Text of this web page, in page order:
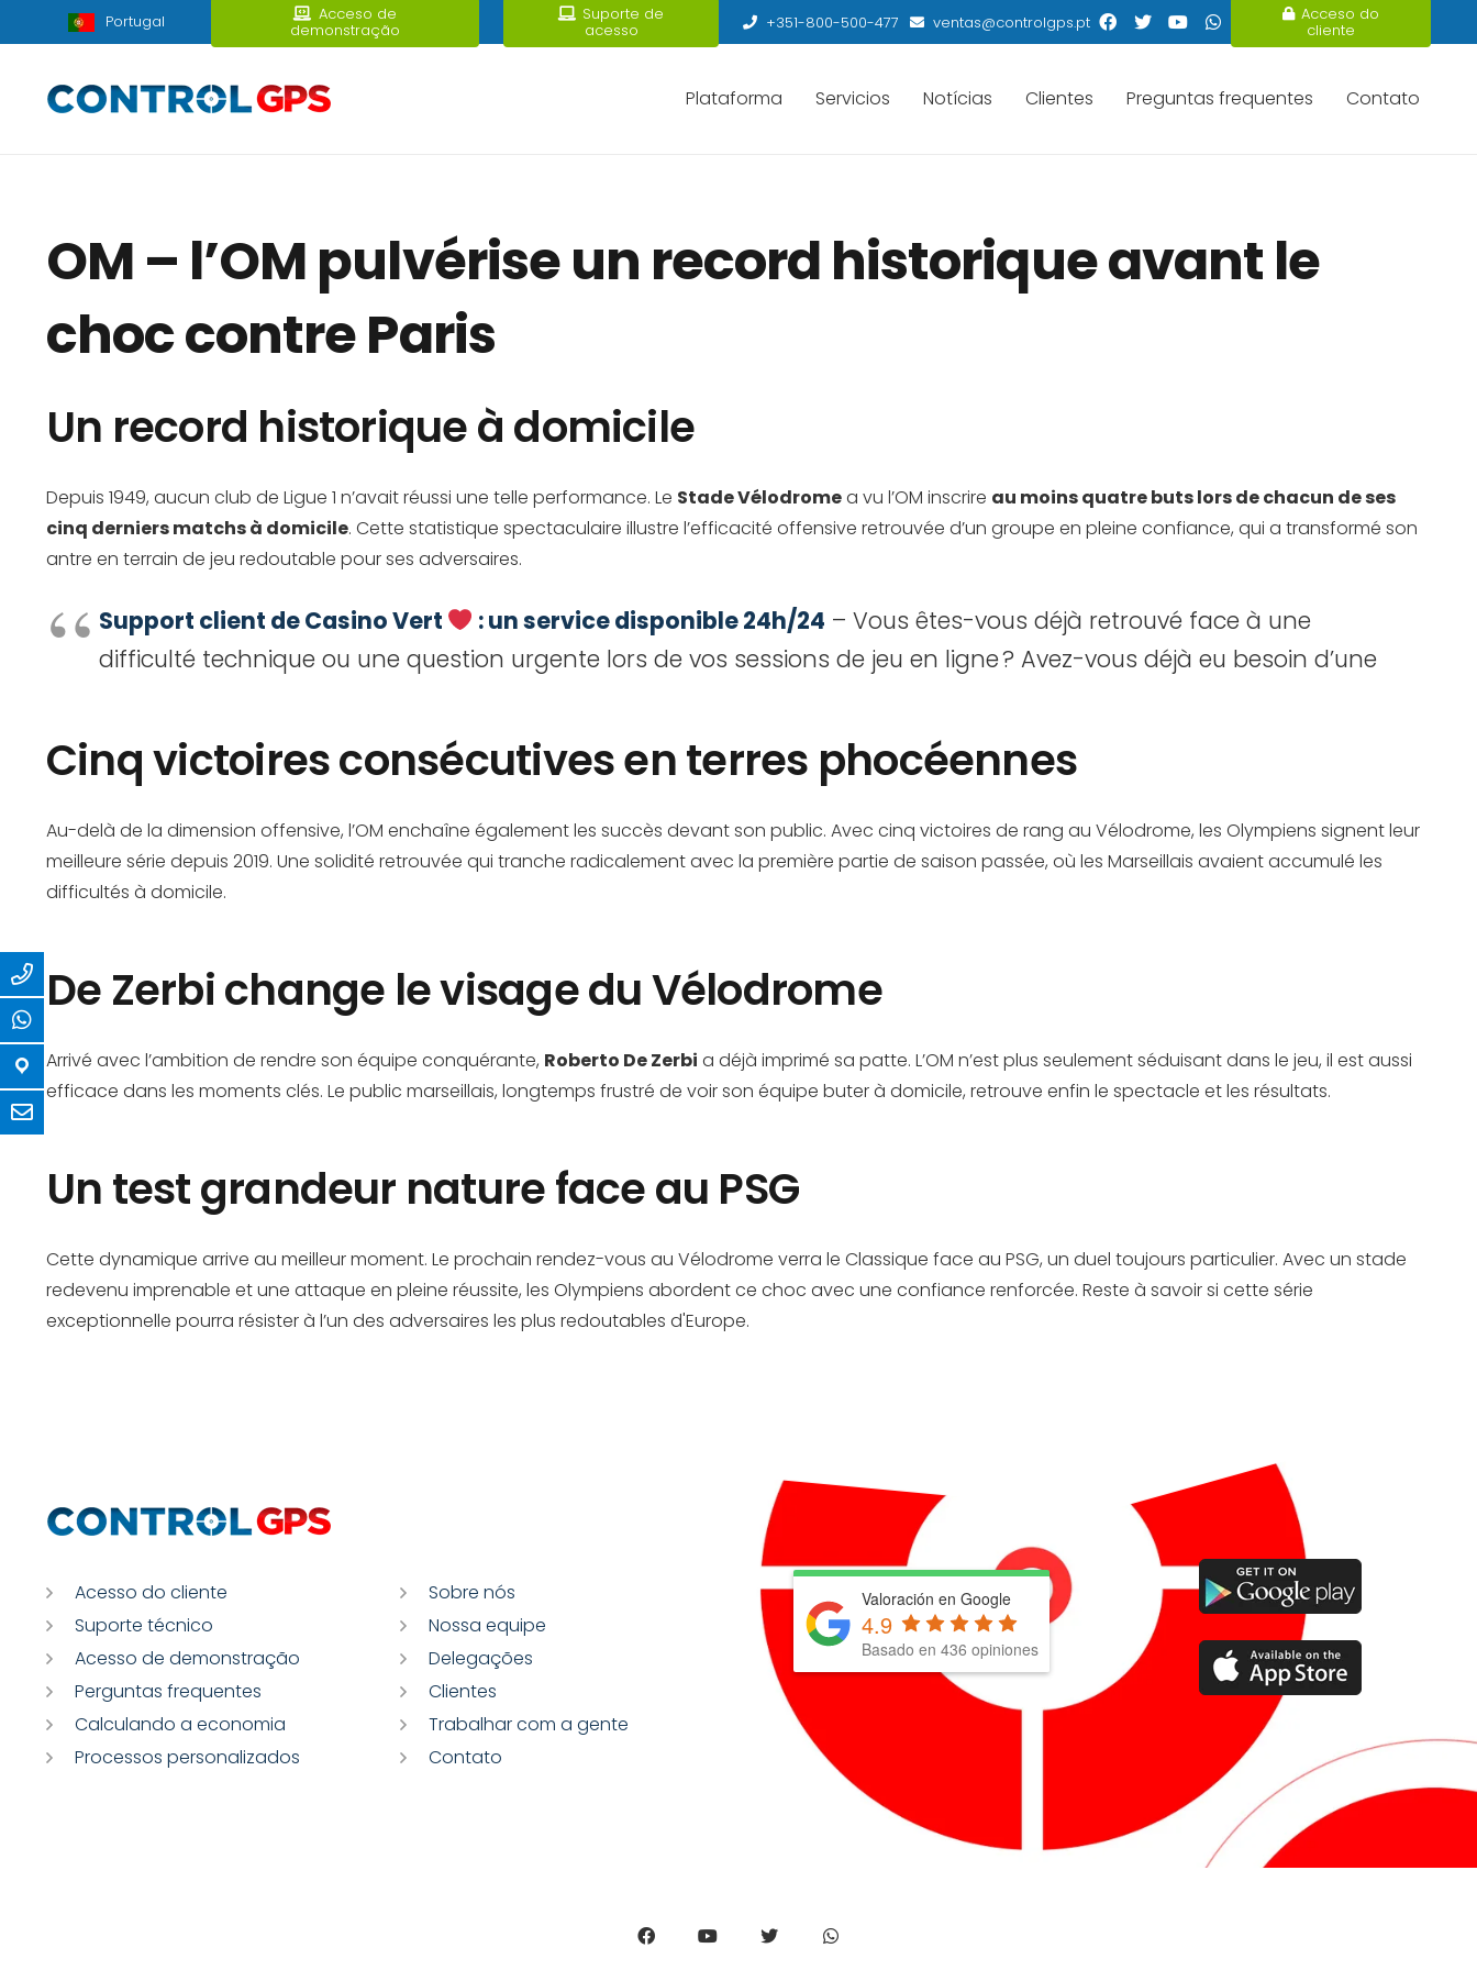
Portugal Acceso de
demonstração
Suporte de
acesso +351-800-500-477 ventas@controlgps.pt Acceso do
cliente
Plataforma Servicios Notícias Clientes Preguntas frequentes Contato
OM – l’OM pulvérise un record historique avant le
choc contre Paris
Un record historique à domicile
Depuis 1949, aucun club de Ligue 1 n’avait réussi une telle performance. Le Stade Vélodromea vu l’OM inscrire au moins quatre buts lors de chacun de ses
cinq derniers matchs à domicile. Cette statistique spectaculaire illustre l’efficacité offensive retrouvée d’un groupe en pleine confiance, qui a transformé son
antre en terrain de jeu redoutable pour ses adversaires.
Support client de Casino Vert : un service disponible 24h/24 – Vous êtes-vous déjà retrouvé face à une
difficulté technique ou une question urgente lors de vos sessions de jeu en ligne ? Avez-vous déjà eu besoin d’une
Cinq victoires consécutives en terres phocéennes
Au-delà de la dimension offensive, l’OM enchaîne également les succès devant son public. Avec cinq victoires de rang au Vélodrome, les Olympiens signent leur
meilleure série depuis 2019. Une solidité retrouvée qui tranche radicalement avec la première partie de saison passée, où les Marseillais avaient accumulé les
difficultés à domicile.
De Zerbi change le visage du Vélodrome
Arrivé avec l’ambition de rendre son équipe conquérante, Roberto De Zerbi a déjà imprimé sa patte. L’OM n’est plus seulement séduisant dans le jeu, il est aussi
efficace dans les moments clés. Le public marseillais, longtemps frustré de voir son équipe buter à domicile, retrouve enfin le spectacle et les résultats.
Un test grandeur nature face au PSG
Cette dynamique arrive au meilleur moment. Le prochain rendez-vous au Vélodrome verra le Classique face au PSG, un duel toujours particulier. Avec un stade
redevenu imprenable et une attaque en pleine réussite, les Olympiens abordent ce choc avec une confiance renforcée. Reste à savoir si cette série
exceptionnelle pourra résister à l’un des adversaires les plus redoutables d'Europe.
Acesso do cliente
Suporte técnico
Acesso de demonstração
Perguntas frequentes
Calculando a economia
Processos personalizados
Sobre nós
Nossa equipe
Delegações
Clientes
Trabalhar com a gente
Contato
Valoración en Google
4.9
Basado en 436 opiniones